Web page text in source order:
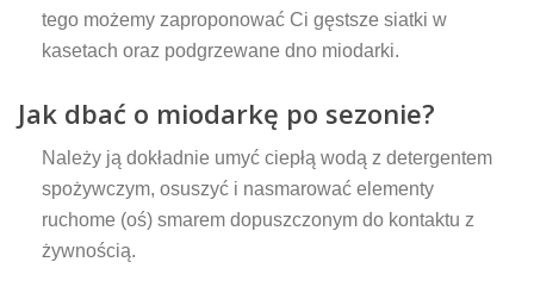
tego możemy zaproponować Ci gęstsze siatki w
kasetach oraz podgrzewane dno miodarki.
Jak dbać o miodarkę po sezonie?
Należy ją dokładnie umyć ciepłą wodą z detergentem
spożywczym, osuszyć i nasmarować elementy
ruchome (oś) smarem dopuszczonym do kontaktu z
żywnością.